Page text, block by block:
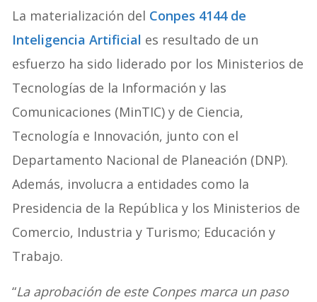
La materialización del Conpes 4144 de
Inteligencia Artificial es resultado de un
esfuerzo ha sido liderado por los Ministerios de
Tecnologías de la Información y las
Comunicaciones (MinTIC) y de Ciencia,
Tecnología e Innovación, junto con el
Departamento Nacional de Planeación (DNP).
Además, involucra a entidades como la
Presidencia de la República y los Ministerios de
Comercio, Industria y Turismo; Educación y
Trabajo.
“La aprobación de este Conpes marca un paso